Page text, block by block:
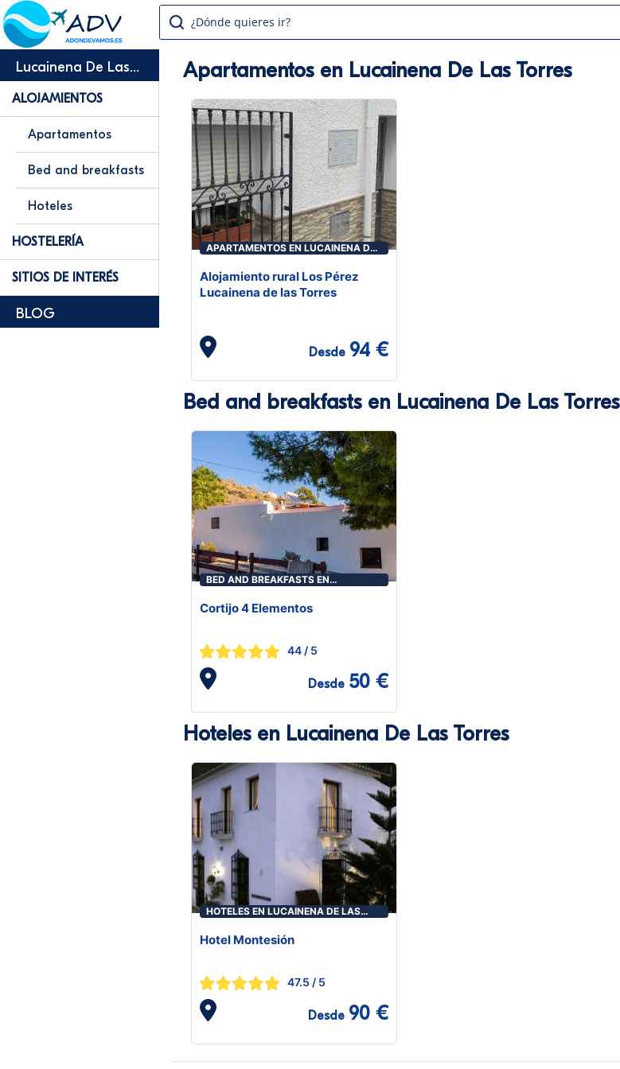
¿Dónde quieres ir?
Lucainena De Las
ALOJAMIENTOS
Apartamentos
Bed and breakfasts
Hoteles
HOSTELERÍA
SITIOS DE INTERÉS
BLOG
Apartamentos en Lucainena De Las Torres
APARTAMENTOS EN LUCAINENA DE
Alojamiento rural Los Pérez
Lucainena de las Torres
Desde 94 €
Bed and breakfasts en Lucainena De Las Torres
BED AND BREAKFASTS EN
Cortijo 4 Elementos
44 / 5
Desde 50 €
Hoteles en Lucainena De Las Torres
HOTELES EN LUCAINENA DE LAS
Hotel Montesión
47.5 / 5
Desde 90 €